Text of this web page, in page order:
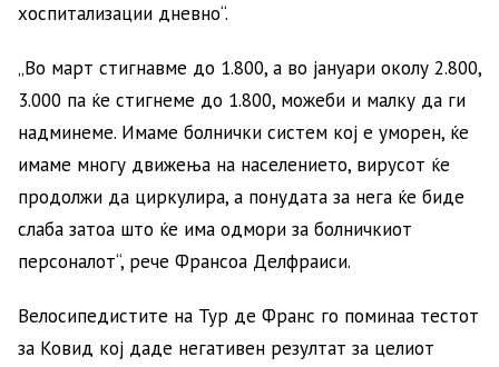
хоспитализации дневно“.
„Во март стигнавме до 1.800, а во јануари околу 2.800,
3.000 па ќе стигнеме до 1.800, можеби и малку да ги
надминеме. Имаме болнички систем кој е уморен, ќе
имаме многу движења на населението, вирусот ќе
продолжи да циркулира, а понудата за нега ќе биде
слаба затоа што ќе има одмори за болничкиот
персоналот“, рече Франсоа Делфраиси.
Велосипедистите на Тур де Франс го поминаа тестот
за Ковид кој даде негативен резултат за целиот